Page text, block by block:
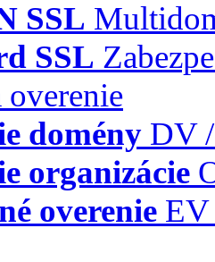
SSL
SSL
domény DV
organizácie
overenie EV